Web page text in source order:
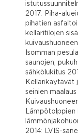
2017: Piha-
pihatien
kellaritilojen
Isomman
saunojen,
sähkölukitus
Kellarikäytävät
seinien
Lämpötolppien
2014: LVIS-